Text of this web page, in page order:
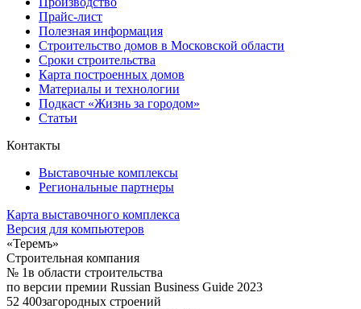
Прайс-лист
Полезная информация
Строительство домов в Московской области
Сроки строительства
Карта построенных домов
Материалы и технологии
Подкаст «Жизнь за городом»
Статьи
Контакты
Выставочные комплексы
Региональные партнеры
Карта выставочного комплекса
Версия для компьютеров
«Теремъ»
Строительная компания
№ 1в области строительства
по версии премии Russian Business Guide 2023
52 400загородных строений